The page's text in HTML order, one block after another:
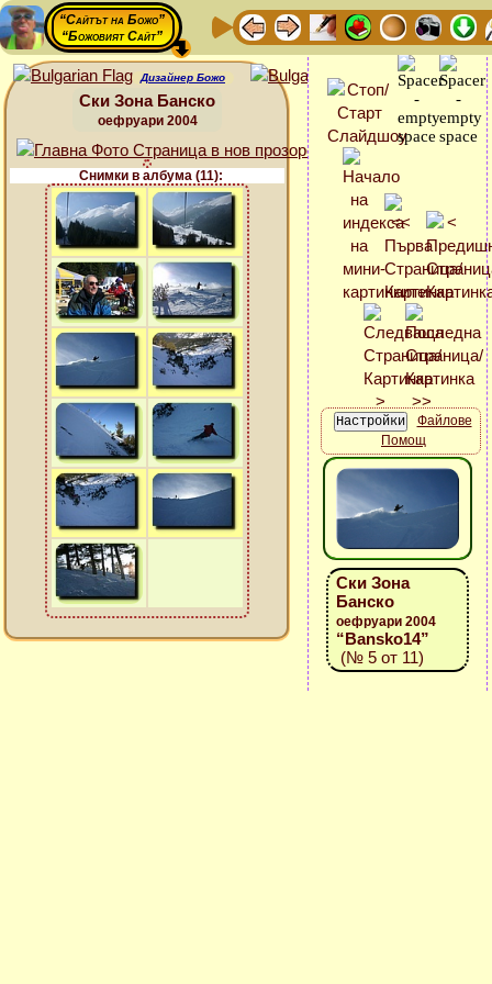
“Сайтът на Божо”
“Божовият Сайт”
Дизайнер Божо
Ски Зона Банско
оефруари 2004
Снимки в албума (11):
Файлове
Помощ
Ски Зона
Банско
оефруари 2004
“Bansko14”
(№ 5 от 11)